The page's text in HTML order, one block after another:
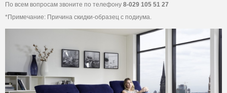
По всем вопросам звоните по телефону 8-029 105 51 27
*Примечание: Причина скидки-образец с подиума.